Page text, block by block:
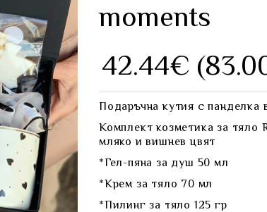
moments
42.44€
Подаръчна кутия с панделка
Комплект козметика за тяло
мляко и вишнев цвят
*Гел-пяна за душ 50 мл
*Крем за тяло 70 мл
*Пилинг за тяло 125 гр